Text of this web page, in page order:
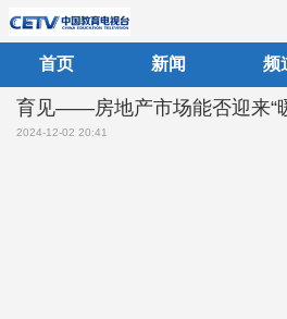
首页 新闻 频
育见——房地产市场能否迎来“
2024-12-02 20:41